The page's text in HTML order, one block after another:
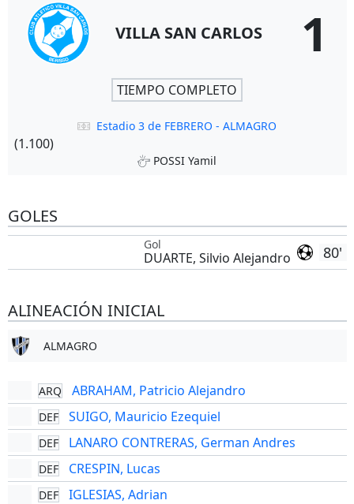
VILLA SAN CARLOS 1
TIEMPO COMPLETO
Estadio 3 de FEBRERO - ALMAGRO
(1.100)
POSSI Yamil
GOLES
80'
Gol
DUARTE, Silvio Alejandro
ALINEACIÓN INICIAL
ALMAGRO
ARQ ABRAHAM, Patricio Alejandro
DEF SUIGO, Mauricio Ezequiel
DEF LANARO CONTRERAS, German Andres
DEF CRESPIN, Lucas
DEF IGLESIAS, Adrian